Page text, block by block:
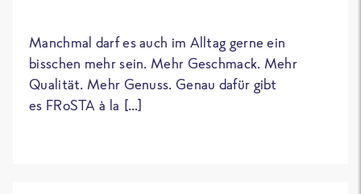
Manchmal darf es auch im Alltag gerne ein
bisschen mehr sein. Mehr Geschmack. Mehr
Qualität. Mehr Genuss. Genau dafür gibt
es FRoSTA à la […]